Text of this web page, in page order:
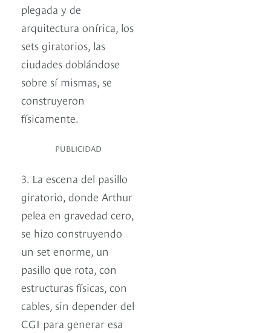
plegada y de
arquitectura onírica, los
sets giratorios, las
ciudades doblándose
sobre sí mismas, se
construyeron
físicamente.
PUBLICIDAD
3. La escena del pasillo
giratorio, donde Arthur
pelea en gravedad cero,
se hizo construyendo
un set enorme, un
pasillo que rota, con
estructuras físicas, con
cables, sin depender del
CGI para generar esa